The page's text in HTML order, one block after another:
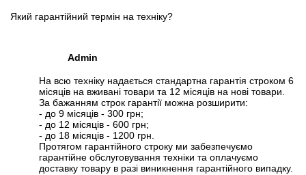
Який гарантійний термін на техніку?
Admin
На всю техніку надається стандартна гарантія строком 6
місяців на вживані товари та 12 місяців на нові товари.
За бажанням строк гарантії можна розширити:
- до 9 місяців - 300 грн;
- до 12 місяців - 600 грн;
- до 18 місяців - 1200 грн.
Протягом гарантійного строку ми забезпечуємо
гарантійне обслуговування техніки та оплачуємо
доставку товару в разі виникнення гарантійного випадку.